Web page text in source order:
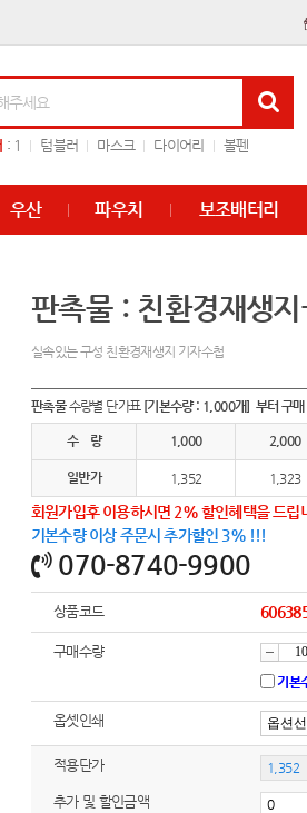
: 1 텀블러 마스크 다이어리 볼펜
우산 파우치 보조배터리
판촉물 : 친환경재생
실속있는 구성 친환경재생지 기자수첩
판촉물수량별 단가표 [기본수량 : 1,000개] 부터 구매
수 량 1,000 2,000
일반가 1,352 1,323
회원가입후 이용하시면 2% 할인혜택을 드립
기본수량 이상 주문시 추가할인 3% !!!
070-8740-9900
상품코드
구매수량
감
소
기본
옵셋인쇄
적용단가
추가 및 할인금액